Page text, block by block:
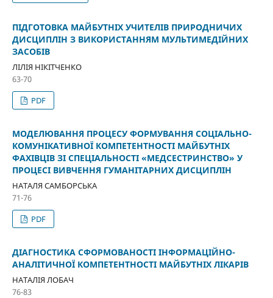
ПІДГОТОВКА МАЙБУТНІХ УЧИТЕЛІВ ПРИРОДНИЧИХ
ДИСЦИПЛІН З ВИКОРИСТАННЯМ МУЛЬТИМЕДІЙНИХ
ЗАСОБІВ
ЛІЛІЯ НІКІТЧЕНКО
63-70
PDF
МОДЕЛЮВАННЯ ПРОЦЕСУ ФОРМУВАННЯ СОЦІАЛЬНО-
КОМУНІКАТИВНОЇ КОМПЕТЕНТНОСТІ МАЙБУТНІХ
ФАХІВЦІВ ЗІ СПЕЦІАЛЬНОСТІ «МЕДСЕСТРИНСТВО» У
ПРОЦЕСІ ВИВЧЕННЯ ГУМАНІТАРНИХ ДИСЦИПЛІН
НАТАЛЯ САМБОРСЬКА
71-76
PDF
ДІАГНОСТИКА СФОРМОВАНОСТІ ІНФОРМАЦІЙНО-
АНАЛІТИЧНОЇ КОМПЕТЕНТНОСТІ МАЙБУТНІХ ЛІКАРІВ
НАТАЛІЯ ЛОБАЧ
76-83